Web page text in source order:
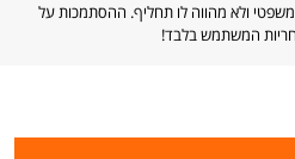
משפטי ולא מהווה לו תחליף. ההסתמכות על
המשתמש בלבד!